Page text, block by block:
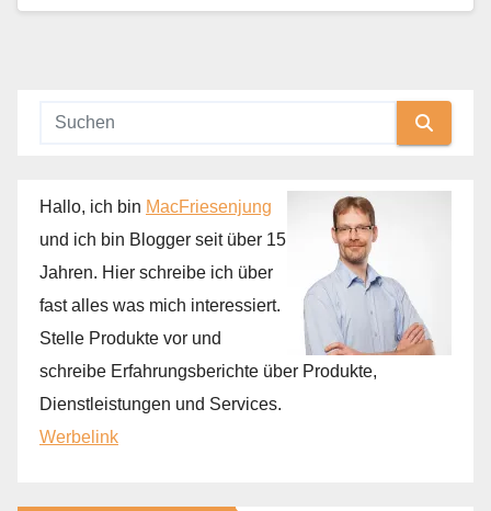
Hallo, ich bin MacFriesenjung
und ich bin Blogger seit über 15
Jahren. Hier schreibe ich über
fast alles was mich interessiert.
Stelle Produkte vor und
schreibe Erfahrungsberichte über Produkte,
Dienstleistungen und Services.
Werbelink